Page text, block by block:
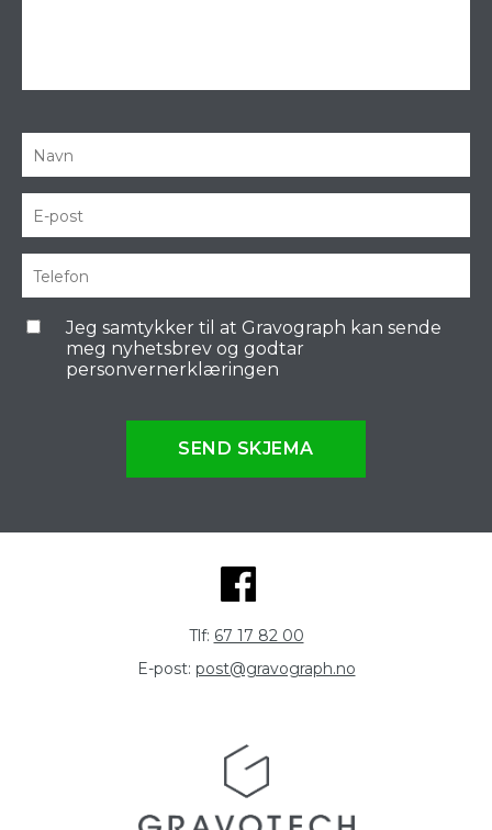
Jeg samtykker til at Gravograph kan sende
meg nyhetsbrev og godtar
personvernerklæringen
SEND SKJEMA
Tlf: 67 17 82 00
E-post: post@gravograph.no